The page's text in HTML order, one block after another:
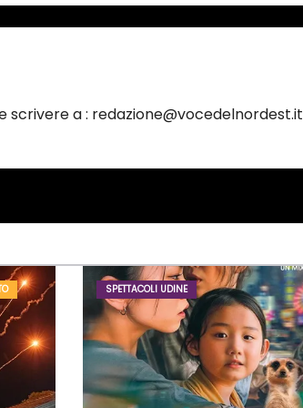
scrivere a : redazione@vocedelnordest.it
SPETTACOLI UDINE